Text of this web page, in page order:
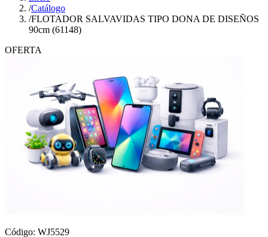
/Catálogo
/FLOTADOR SALVAVIDAS TIPO DONA DE DISEÑOS
90cm (61148)
OFERTA
Código: WJ5529